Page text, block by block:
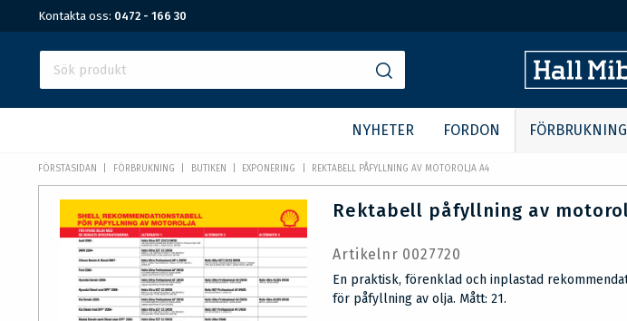
Kontakta oss: 0472 - 166 30
NYHETER FORDON FÖRBRUKNING
FÖRSTASIDAN FÖRBRUKNING BUTIKEN EXPONERING REKTABELL PÅFYLLNING AV MOTOROLJA A4
Rektabell påfyllning av
Artikelnr 0027720
En praktisk, förenklad och inplastad
för påfyllning av olja. Mått: 21.